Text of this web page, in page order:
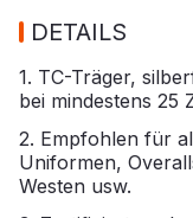
DETAILS
1. TC-Träger,
bei mindestens 25
2. Empfohlen für
Uniformen,
Westen usw.